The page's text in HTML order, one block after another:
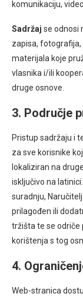
komunikaciju,
Sadržaj se odnosi
zapisa,
materijala koje
vlasnika i/ili
druge osnove.
3. Područje
Pristup sadržaju i
za sve korisnike
lokaliziran na
isključivo na
suradnju,
prilagođen ili
tržišta te se odriče
korištenja s tog
4.
Web-stranica